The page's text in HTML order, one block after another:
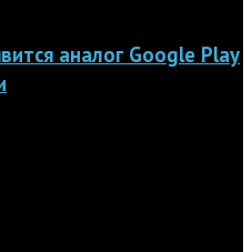
аналог Google Play